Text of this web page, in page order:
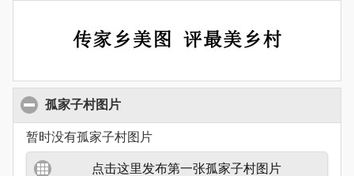
孤家子村图片
暂时没有孤家子村图片
点击这里发布第一张孤家子村图片